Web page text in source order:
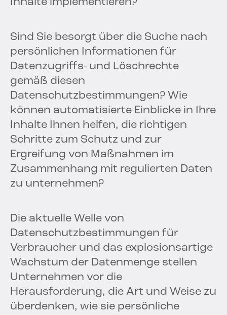
Inhalte implementieren?
Sind Sie besorgt über die Suche nach
persönlichen Informationen für
Datenzugriffs- und Löschrechte
gemäß diesen
Datenschutzbestimmungen? Wie
können automatisierte Einblicke in Ihre
Inhalte Ihnen helfen, die richtigen
Schritte zum Schutz und zur
Ergreifung von Maßnahmen im
Zusammenhang mit regulierten Daten
zu unternehmen?
Die aktuelle Welle von
Datenschutzbestimmungen für
Verbraucher und das explosionsartige
Wachstum der Datenmenge stellen
Unternehmen vor die
Herausforderung, die Art und Weise zu
überdenken, wie sie persönliche